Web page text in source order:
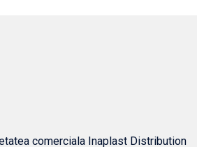
comerciala Inaplast Distribution